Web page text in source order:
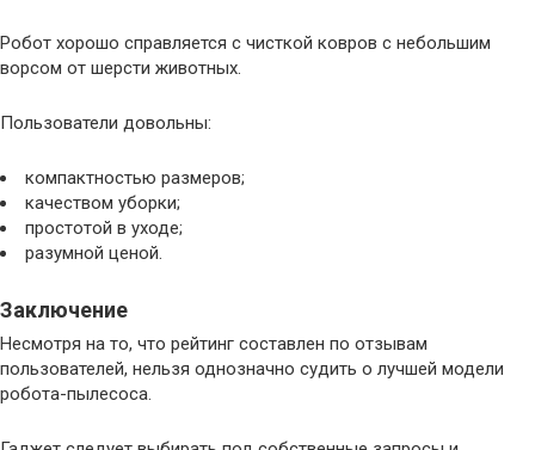
Робот хорошо справляется с чисткой ковров с небольшим
ворсом от шерсти животных.
Пользователи довольны:
компактностью размеров;
качеством уборки;
простотой в уходе;
разумной ценой.
Заключение
Несмотря на то, что рейтинг составлен по отзывам
пользователей, нельзя однозначно судить о лучшей модели
робота-пылесоса.